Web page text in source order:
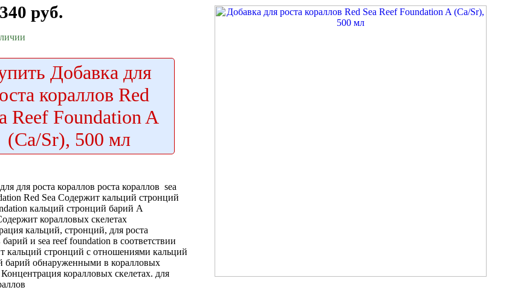
руб.
Добавка для
кораллов Red
Reef Foundation A
(Ca/Sr), 500 мл
для роста кораллов роста кораллов sea
Red Sea Содержит кальций стронций
кальций стронций барий A
коралловых скелетах
кальций, стронций, для роста
барий и sea reef foundation в соответствии
кальций стронций с отношениями кальций
барий обнаруженными в коралловых
Концентрация коралловых скелетах. для